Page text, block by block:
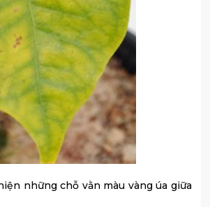
những chỗ vằn màu vàng úa giữa